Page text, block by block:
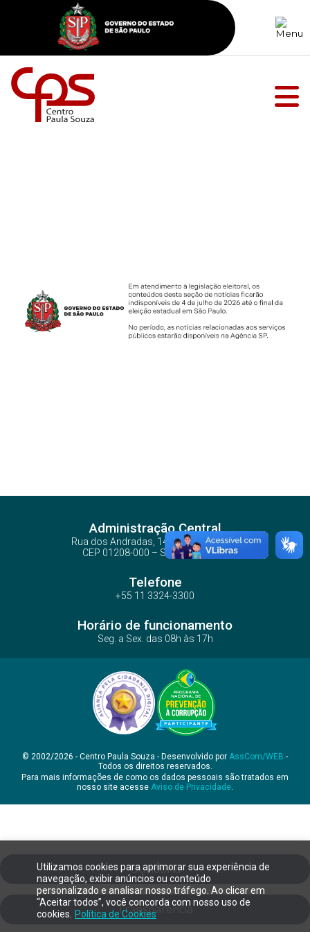
Utilizamos cookies para aprimorar sua experiência de
navegação, exibir anúncios ou conteúdo
personalizado e analisar nosso tráfego. Ao clicar em
“Aceitar todos”, você concorda com nosso uso de
cookies.
Política de Cookies
Administração Central
Rua dos Andradas, 140 - Santa Ifigênia
CEP 01208-000 – São Paulo – SP
Telefone
+55 11 3324-3300
Horário de funcionamento
Seg. a Sex. das 08h às 17h
© 2002/2026 - Centro Paula Souza - Desenvolvido por AssCom/WEB -
Todos os direitos reservados.
Para mais informações de como os dados pessoais são tratados em
nosso site acesse Aviso de Privacidade.
Ouvidoria
Transparência